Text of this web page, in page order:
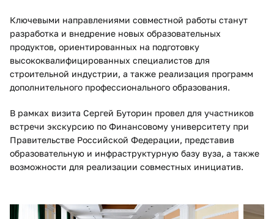
Ключевыми направлениями совместной работы станут
разработка и внедрение новых образовательных
продуктов, ориентированных на подготовку
высококвалифицированных специалистов для
строительной индустрии, а также реализация программ
дополнительного профессионального образования.
В рамках визита Сергей Буторин провел для участников
встречи экскурсию по Финансовому университету при
Правительстве Российской Федерации, представив
образовательную и инфраструктурную базу вуза, а также
возможности для реализации совместных инициатив.